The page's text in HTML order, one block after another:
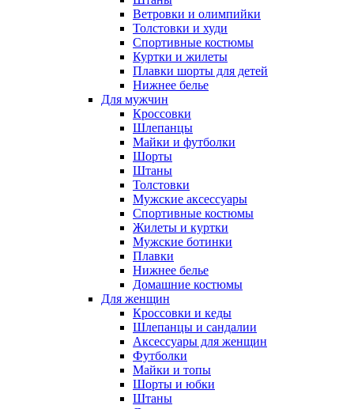
Ветровки и олимпийки
Толстовки и худи
Спортивные костюмы
Куртки и жилеты
Плавки шорты для детей
Нижнее белье
Для мужчин
Кроссовки
Шлепанцы
Майки и футболки
Шорты
Штаны
Толстовки
Мужские аксессуары
Спортивные костюмы
Жилеты и куртки
Мужские ботинки
Плавки
Нижнее белье
Домашние костюмы
Для женщин
Кроссовки и кеды
Шлепанцы и сандалии
Аксессуары для женщин
Футболки
Майки и топы
Шорты и юбки
Штаны